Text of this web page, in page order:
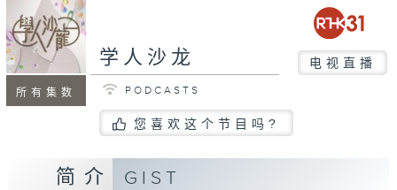
所有集数
学人沙龙 电视直播
PODCASTS
您喜欢这个节目吗?
简介 GIST